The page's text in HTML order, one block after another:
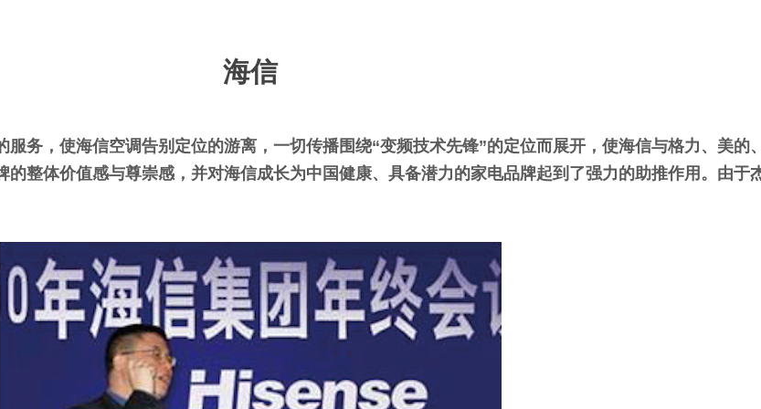
海信
务，使海信空调告别定位的游离，一切传播围绕“变频技术先锋”的定位而展开，使海信与格力、美的
整体价值感与尊崇感，并对海信成长为中国健康、具备潜力的家电品牌起到了强力的助推作用。由于